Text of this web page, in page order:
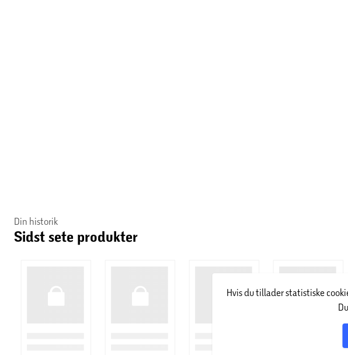
Din historik
Sidst sete produkter
Hvis du tillader statistiske